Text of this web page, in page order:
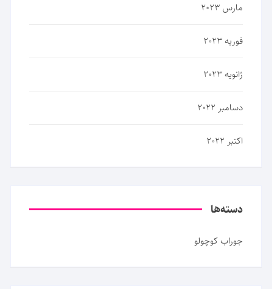
مارس 2023
فوریه 2023
ژانویه 2023
دسامبر 2022
اکتبر 2022
دسته‌ها
جوراب کوچولو